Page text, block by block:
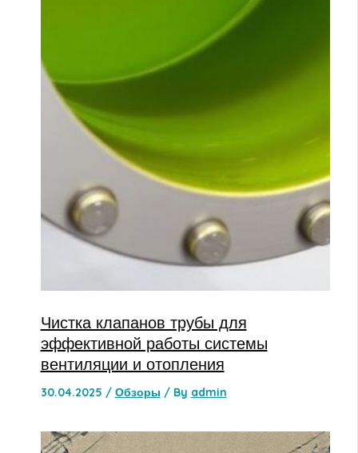
Чистка клапанов трубы для
эффективной работы системы
вентиляции и отопления
30.04.2025 / Обзоры / By admin